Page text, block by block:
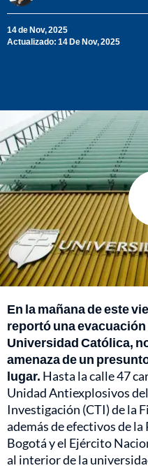
14 de Nov, 2025
Actualizado: 14 De Nov, 2025
En la mañana de este
reportó una
Universidad Católica,
amenaza de un
lugar. Hasta la calle 47
Unidad Antiexplosivos
Investigación (CTI) de la
además de efectivos de
Bogotá y el Ejército
al interior de la